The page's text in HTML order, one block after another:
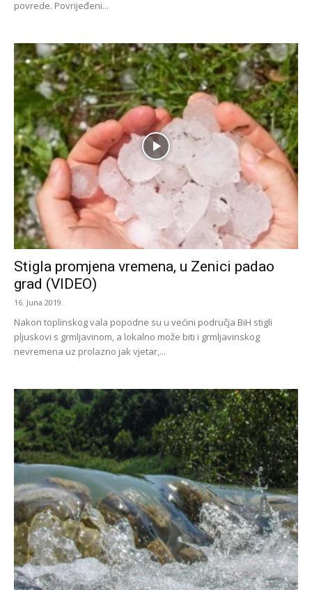
povrede. Povrijeđeni...
Stigla promjena vremena, u Zenici padao
grad (VIDEO)
16. Juna 2019.
Nakon toplinskog vala popodne su u većini područja BiH stigli
pljuskovi s grmljavinom, a lokalno može biti i grmljavinskog
nevremena uz prolazno jak vjetar,...